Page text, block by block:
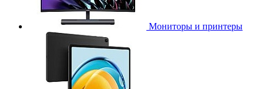
Мониторы и принтеры